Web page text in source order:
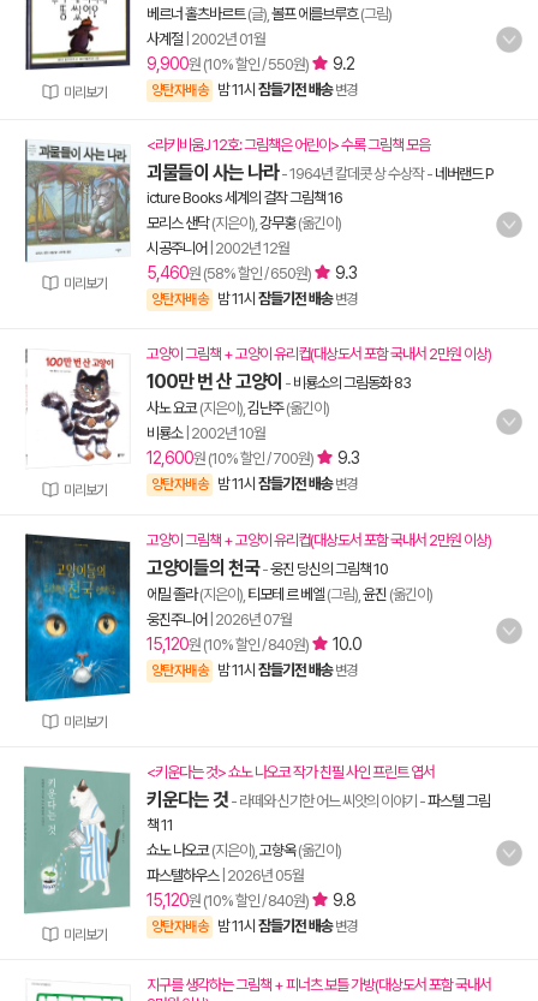
미리보기
베르너 홀츠바르트(글), 볼프 에를브루흐(그림)
사계절 2002년 01월
9,900원 (10% 할인 / 550원) 9.2
양탄자배송 밤 11시 잠들기전 배송 변경
미리보기
<라키비움J 12호: 그림책은 어린이> 수록 그림책 모음
괴물들이 사는 나라- 1964년 칼데콧 상 수상작- 네버랜드 P
icture Books 세계의 걸작 그림책 16
모리스 샌닥(지은이), 강무홍(옮긴이)
시공주니어 2002년 12월
5,460원 (58% 할인 / 650원) 9.3
양탄자배송 밤 11시 잠들기전 배송 변경
미리보기
고양이 그림책 + 고양이 유리컵(대상도서 포함 국내서 2만원 이상)
100만 번 산 고양이 - 비룡소의 그림동화 83
사노 요코(지은이), 김난주(옮긴이)
비룡소| 2002년 10월
12,600원 (10% 할인 / 700원) 9.3
양탄자배송 밤 11시 잠들기전 배송 변경
미리보기
고양이 그림책 + 고양이 유리컵(대상도서 포함 국내서 2만원 이상)
고양이들의 천국-웅진 당신의 그림책 10
에밀 졸라(지은이), 티모테 르 베엘 (그림), 윤진 (옮긴이)
웅진주니어 2026년 07월
15,120원 (10% 할인 / 840원) 10.0
양탄자배송 밤 11시 잠들기전 배송 변경
미리보기
<키운다는 것> 쇼노 나오코 작가 친필 사인 프린트 엽서
키운다는 것 - 라떼와 신기한 어느 씨앗의 이야기 -파스텔 그림
책 11
쇼노 나오코(지은이), 고향옥(옮긴이)
파스텔하우스| 2026년 05월
15,120원 (10% 할인 / 840원) 9.8
양탄자배송 밤 11시 잠들기전 배송 변경
지구를 생각하는 그림책 + 피너츠 보틀 가방(대상도서 포함 국내서